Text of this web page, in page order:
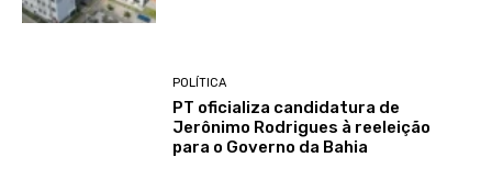
POLÍTICA
PT oficializa candidatura de
Jerônimo Rodrigues à reeleição
para o Governo da Bahia